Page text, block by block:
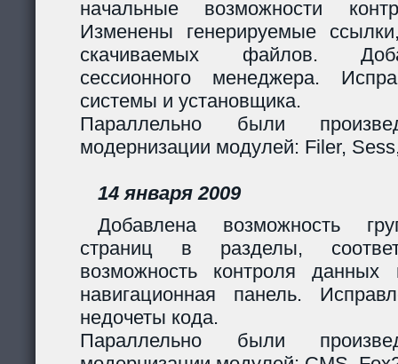
начальные возможности
Изменены генерируемые
скачиваемых файлов.
сессионного менеджера.
системы и установщика.
Параллельно были
модернизации модулей: Filer,
14 января 2009
Добавлена возможность
страниц в разделы,
возможность контроля
навигационная панель.
недочеты кода.
Параллельно были